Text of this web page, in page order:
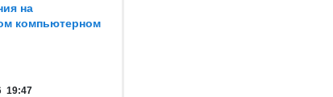
на
компьютерном
19:47